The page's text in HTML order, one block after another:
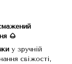
🌰
у зручній
свіжості,